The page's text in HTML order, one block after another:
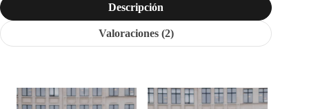
Descripción
Valoraciones (2)